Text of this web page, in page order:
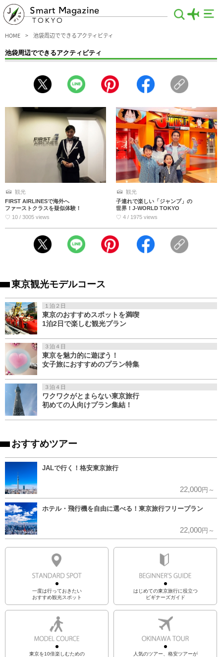
Smart Magazine
TOKYO
HOME 池袋周辺でできるアクティビティ
池袋周辺でできるアクティビティ
産に最適な陶芸などのものづくり体験、ダイビングなど、忘れられない思い出づく
りにもピッタリな内容をお届けします。定番の観光スポット巡りもいいけれど、せ
観光
FIRST AIRLINESで海外へ
ファーストクラスを疑似体験！
♡ 10 / 3005 views
観光
子連れで楽しい「ジャンプ」の
世界！J-WORLD TOKYO
♡ 4 / 1975 views
東京観光モデルコース
１泊２日
東京のおすすめスポットを満喫
1泊2日で楽しむ観光プラン
３泊４日
東京を魅力的に遊ぼう！
女子旅におすすめのプラン特集
３泊４日
ワクワクがとまらない東京旅行
初めての人向けプラン集結！
おすすめツアー
JALで行く！格安東京旅行
22,000円～
ホテル・飛行機を自由に選べる！東京旅行フリープラン
22,000円～
一度は行っておきたい
おすすめ観光スポット
はじめての東京旅行に役立つ
ビギナーズガイド
東京を10倍楽しむための
人気のツアー、格安ツアーが